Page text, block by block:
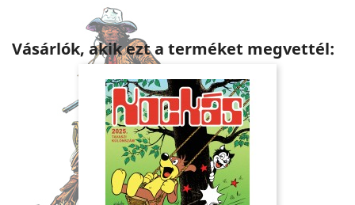
Vásárlók, akik ezt a terméket megvettél: